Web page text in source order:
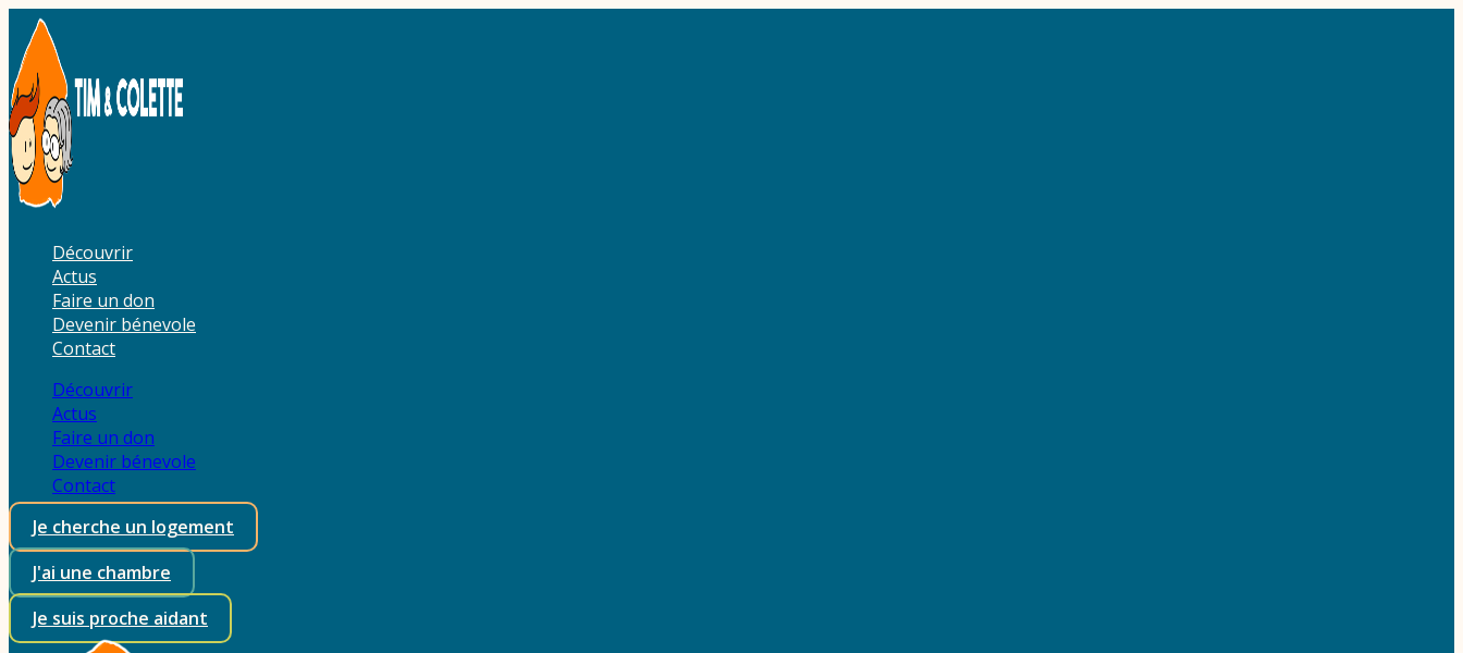
Aller
au
contenu
Découvrir
Actus
Faire un don
Devenir bénevole
Contact
Découvrir
Actus
Faire un don
Devenir bénevole
Contact
Je cherche un logement
J'ai une chambre
Je suis proche aidant